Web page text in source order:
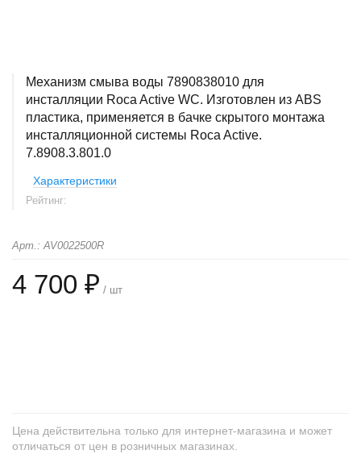
Механизм смыва воды 7890838010 для
инсталляции Roca Active WC. Изготовлен из ABS
пластика, применяется в бачке скрытого монтажа
инсталляционной системы Roca Active.
7.8908.3.801.0
Характеристики
Рейтинг:
Арт.: AV0022500R
4 700 ₽ / шт
Цена действительна только для интернет-магазина и может
отличаться от цен в розничных магазинах.